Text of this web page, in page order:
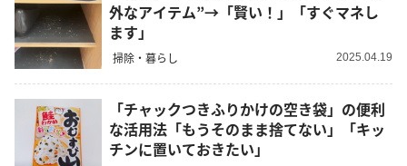
外なアイテム”→「賢い！」「すぐマネし
ます」
掃除・暮らし 2025.04.19
「チャックつきふりかけの空き袋」の便利
な活用法「もうそのまま捨てない」「キッ
チンに置いておきたい」